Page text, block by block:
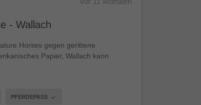
- Wallach
Horses gegen gerittene
Papier, Wallach kann
PFERDEPASS